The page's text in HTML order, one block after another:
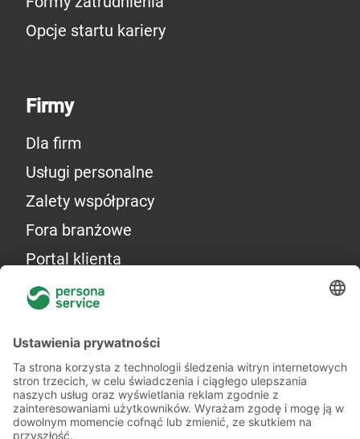
Opcje startu kariery
Firmy
Dla firm
Usługi personalne
Zalety współpracy
Fora branżowe
Portal klienta
Więcej o nas
Kilka słów o nas
Oddziały
Akademia